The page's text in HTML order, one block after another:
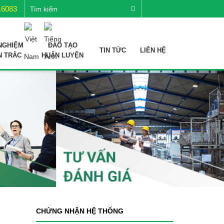
TRẮC
ĐÀO TẠO
HUẤN LUYỆN
TIN TỨC LIÊN HỆ
CHỨNG NHẬN HỆ THỐNG